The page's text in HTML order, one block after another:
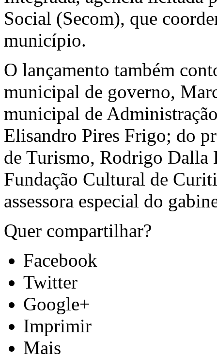
Social (Secom), que
município.
O lançamento também
municipal de governo,
municipal de
Elisandro Pires Frigo; do
de Turismo, Rodrigo Dalla
Fundação Cultural de
assessora especial do
Quer compartilhar?
Facebook
Twitter
Google+
Imprimir
Mais